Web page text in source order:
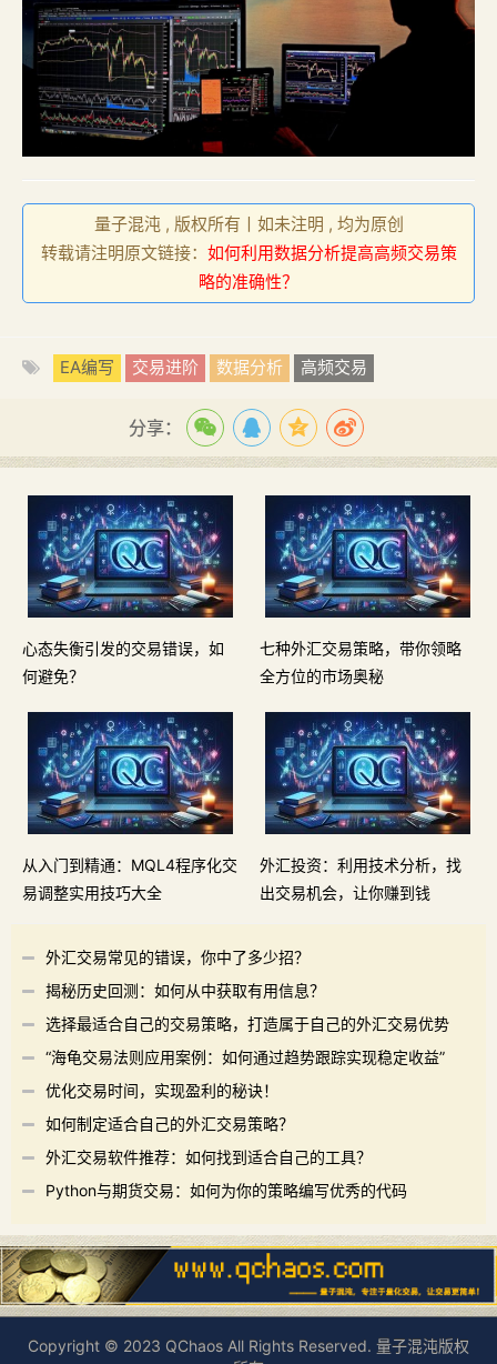
量子混沌 , 版权所有丨如未注明 , 均为原创
转载请注明原文链接： 如何利用数据分析提高高频交易策
略的准确性？
EA编写 交易进阶 数据分析 高频交易
分享：
心态失衡引发的交易错误，如
何避免？
七种外汇交易策略，带你领略
全方位的市场奥秘
从入门到精通：MQL4程序化交
易调整实用技巧大全
外汇投资：利用技术分析，找
出交易机会，让你赚到钱
外汇交易常见的错误，你中了多少招？
揭秘历史回测：如何从中获取有用信息？
选择最适合自己的交易策略，打造属于自己的外汇交易优势
“海龟交易法则应用案例：如何通过趋势跟踪实现稳定收益”
优化交易时间，实现盈利的秘诀！
如何制定适合自己的外汇交易策略？
外汇交易软件推荐：如何找到适合自己的工具？
Python与期货交易：如何为你的策略编写优秀的代码
Copyright © 2023 QChaos All Rights Reserved. 量子混沌版权